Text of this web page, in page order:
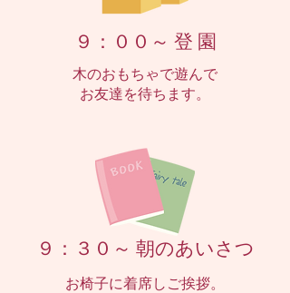
９：００～ 登 園
木のおもちゃで遊んで
お友達を待ちます。
９：３０～ 朝のあいさつ
お椅子に着席しご挨拶。